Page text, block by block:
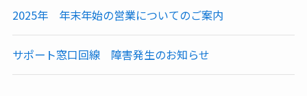
2025年 年末年始の営業についてのご案内
サポート窓口回線 障害発生のお知らせ